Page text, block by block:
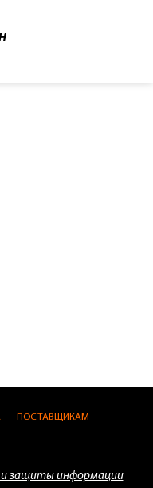
ПОСТАВЩИКАМ
защиты информации